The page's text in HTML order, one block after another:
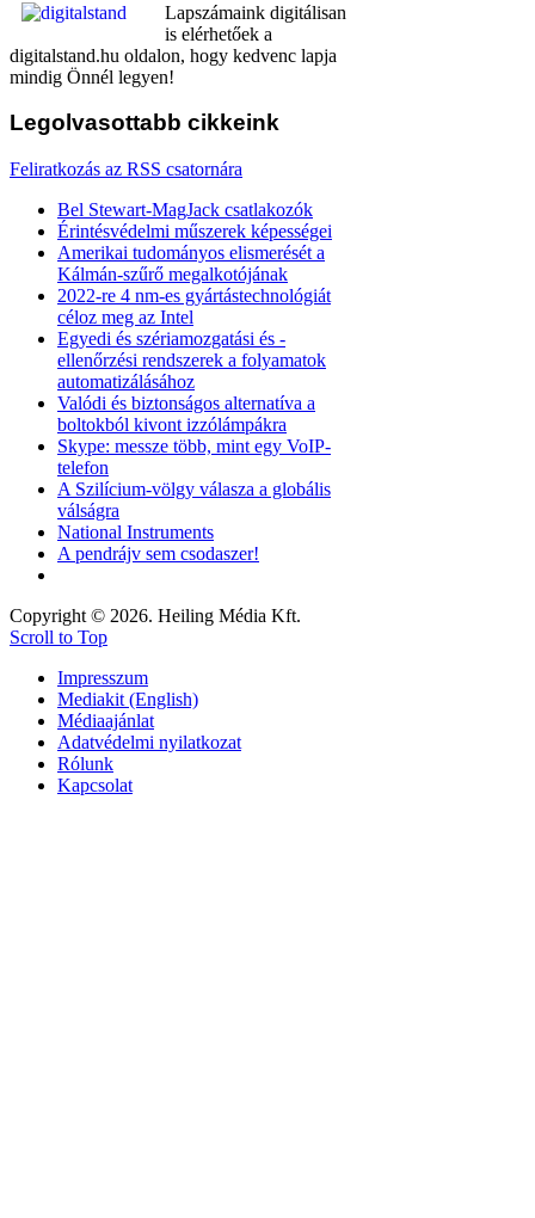
Lapszámaink digitálisan
is elérhetőek a
digitalstand.hu oldalon, hogy kedvenc lapja
mindig Önnél legyen!
Legolvasottabb cikkeink
Feliratkozás az RSS csatornára
Bel Stewart-MagJack csatlakozók
Érintésvédelmi műszerek képességei
Amerikai tudományos elismerését a
Kálmán-szűrő megalkotójának
2022-re 4 nm-es gyártástechnológiát
céloz meg az Intel
Egyedi és szériamozgatási és -
ellenőrzési rendszerek a folyamatok
automatizálásához
Valódi és biztonságos alternatíva a
boltokból kivont izzólámpákra
Skype: messze több, mint egy VoIP-
telefon
A Szilícium-völgy válasza a globális
válságra
National Instruments
A pendrájv sem csodaszer!
Copyright © 2026. Heiling Média Kft.
Scroll to Top
Impresszum
Mediakit (English)
Médiaajánlat
Adatvédelmi nyilatkozat
Rólunk
Kapcsolat